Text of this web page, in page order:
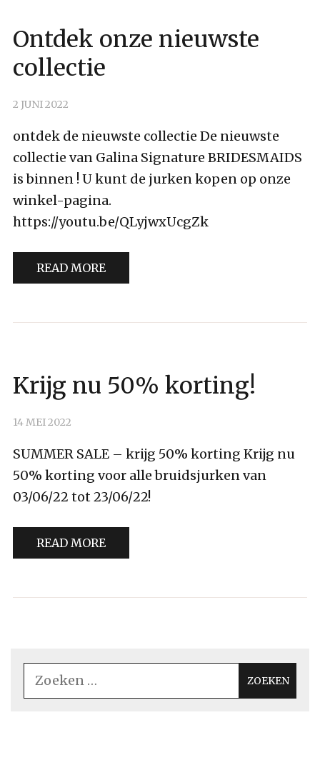
GEEN
CATEGORIE
Ontdek onze nieuwste
collectie
2 JUNI 2022
DENISA
ontdek de nieuwste collectie De nieuwste
collectie van Galina Signature BRIDESMAIDS
is binnen ! U kunt de jurken kopen op onze
winkel-pagina.
https://youtu.be/QLyjwxUcgZk
READ MORE
GEEN
CATEGORIE
Krijg nu 50% korting!
14 MEI 2022
DENISA
SUMMER SALE – krijg 50% korting Krijg nu
50% korting voor alle bruidsjurken van
03/06/22 tot 23/06/22!
READ MORE
Zoeken
naar: